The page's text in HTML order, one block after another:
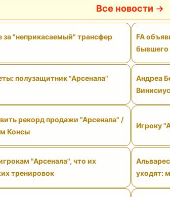
Все новости
за "неприкасаемый" трансфер
FA
бывшего
полузащитник "Арсенала"
Андреа
рекорд продажи "Арсенала" /
Консы
Игроку
"Арсенала", что их
тренировок
уходят: